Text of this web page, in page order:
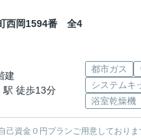
西岡1594番 全4
建
駅 徒歩13分
都市ガス
システムキ
浴室乾燥機
資金０円プランご用意しており